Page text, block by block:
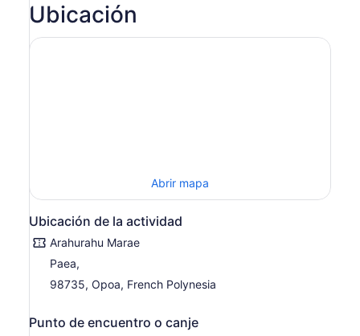
Ubicación
Abrir mapa
Ubicación de la actividad
Arahurahu Marae
Paea,
98735, Opoa, French Polynesia
Punto de encuentro o canje